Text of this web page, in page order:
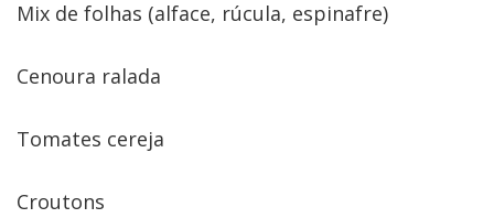
Mix de folhas (alface, rúcula, espinafre)
Cenoura ralada
Tomates cereja
Croutons